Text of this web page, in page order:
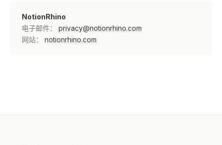
NotionRhino
电子邮件：
privacy@notionrhino.com
网站：
notionrhino.com